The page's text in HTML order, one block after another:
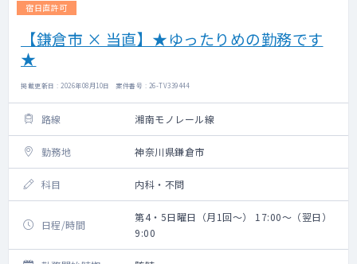
宿日直許可
【鎌倉市 × 当直】★ゆったりめの勤務です
★
掲載更新日 : 2026年08月10日 案件番号 : 26-TV339444
路線 湘南モノレール線
勤務地 神奈川県鎌倉市
科目 内科・不問
日程/時間
第4・5日曜日（月1回～） 17:00～（翌日）
9:00